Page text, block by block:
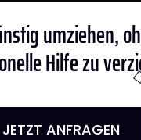
umziehen,
Hilfe zu
JETZT ANFRAGEN